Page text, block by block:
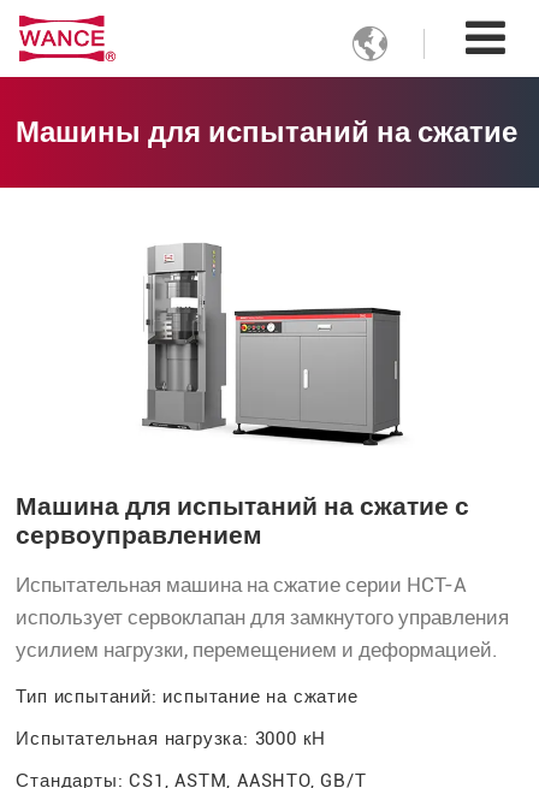

Машины для испытаний на сжатие
Машина для испытаний на сжатие с
сервоуправлением
Испытательная машина на сжатие серии HCT-A
использует сервоклапан для замкнутого управления
усилием нагрузки, перемещением и деформацией.
Тип испытаний: испытание на сжатие
Испытательная нагрузка: 3000 кН
Стандарты: CS1, ASTM, AASHTO, GB/T